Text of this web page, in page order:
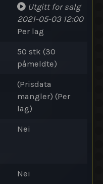
Utgitt for salg
2021-05-03 12:00
Per lag
50 stk (30
påmeldte)
(Prisdata
mangler) (Per
lag)
Nei
Nei